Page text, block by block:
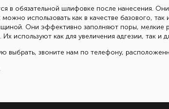
в обязательной шлифовке после нанесения.
использовать как в качестве базового, так
Они эффективно заполняют поры, мелкие
используют как для увеличения адгезии, так и
выбрать, звоните нам по телефону,